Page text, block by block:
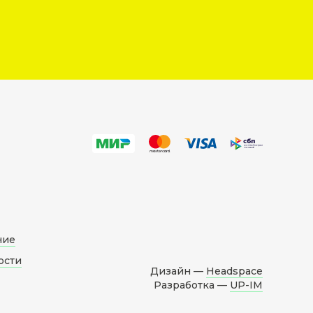
Дизайн — Headspace
Разработка — UP-IM